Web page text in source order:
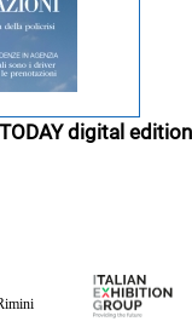
digital edition